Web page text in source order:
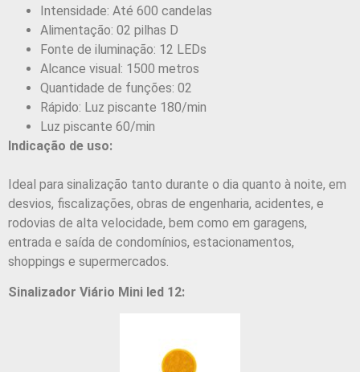
Intensidade: Até 600 candelas
Alimentação: 02 pilhas D
Fonte de iluminação: 12 LEDs
Alcance visual: 1500 metros
Quantidade de funções: 02
Rápido: Luz piscante 180/min
Luz piscante 60/min
Indicação de uso:
Ideal para sinalização tanto durante o dia quanto à noite, em
desvios, fiscalizações, obras de engenharia, acidentes, e
rodovias de alta velocidade, bem como em garagens,
entrada e saída de condomínios, estacionamentos,
shoppings e supermercados.
Sinalizador Viário Mini led 12: